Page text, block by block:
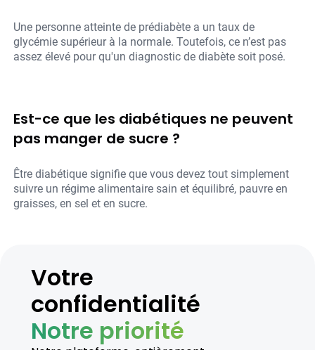
Une personne atteinte de prédiabète a un taux de
glycémie supérieur à la normale. Toutefois, ce n’est pas
assez élevé pour qu'un diagnostic de diabète soit posé.
Est-ce que les diabétiques ne peuvent
pas manger de sucre ?
Être diabétique signifie que vous devez tout simplement
suivre un régime alimentaire sain et équilibré, pauvre en
graisses, en sel et en sucre.
Votre
confidentialité
Notre priorité